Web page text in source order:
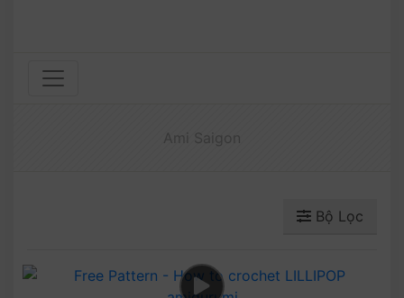
Bộ Lọc